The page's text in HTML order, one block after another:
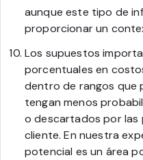
aunque este tipo de
proporcionar un
Los supuestos
porcentuales en
dentro de rangos que
tengan menos
o descartados por las
cliente. En nuestra
potencial es un área